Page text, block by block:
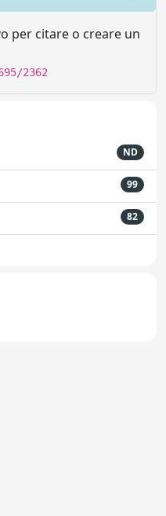
per citare o creare un
2362
ND
99
82